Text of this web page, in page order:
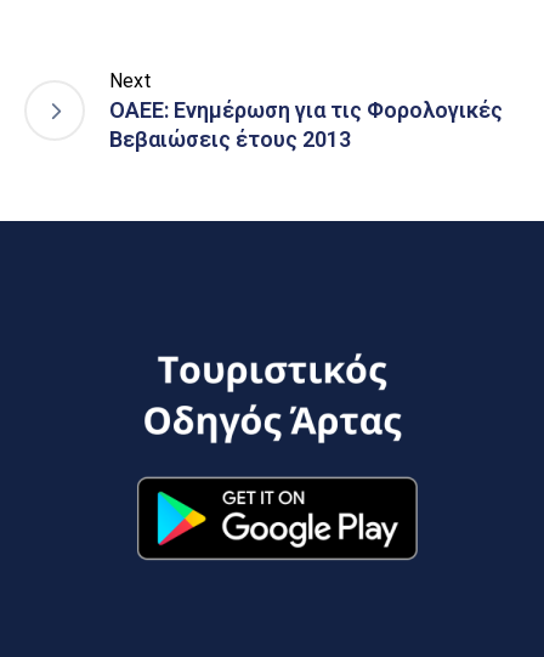
Next
ΟΑΕΕ: Ενημέρωση για τις Φορολογικές
Βεβαιώσεις έτους 2013